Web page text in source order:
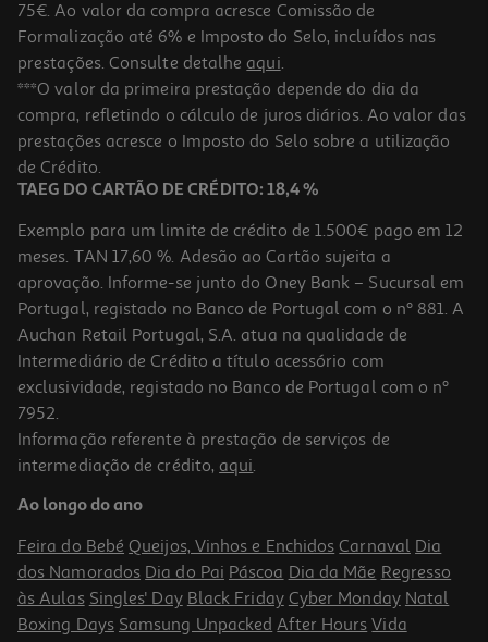
Vinho Branco Quinta Da Bacalhôa 0.75l
18.99 €/Lt
Price reduced from
19,99 €to
14,24 €
Promoção
Vinho Branco Casa Ermelinda Freitas Sauvignon Blanc 0.75l
17.59 €/Lt
13,19 €
75€. Ao valor da compra acresce Comissão de
Formalização até 6% e Imposto do Selo, incluídos nas
prestações. Consulte detalhe aqui.
***O valor da primeira prestação depende do dia da
compra, refletindo o cálculo de juros diários. Ao valor das
prestações acresce o Imposto do Selo sobre a utilização
de Crédito.
TAEG DO CARTÃO DE CRÉDITO: 18,4 %
Exemplo para um limite de crédito de 1.500€ pago em 12
meses. TAN 17,60 %. Adesão ao Cartão sujeita a
aprovação. Informe-se junto do Oney Bank – Sucursal em
Portugal, registado no Banco de Portugal com o nº 881. A
Auchan Retail Portugal, S.A. atua na qualidade de
Intermediário de Crédito a título acessório com
exclusividade, registado no Banco de Portugal com o nº
7952.
Informação referente à prestação de serviços de
intermediação de crédito, aqui.
Ao longo do ano
Feira do Bebé Queijos, Vinhos e Enchidos Carnaval Dia
dos Namorados Dia do Pai Páscoa Dia da Mãe Regresso
às Aulas Singles' Day Black Friday Cyber Monday Natal
Boxing Days Samsung Unpacked After Hours Vida